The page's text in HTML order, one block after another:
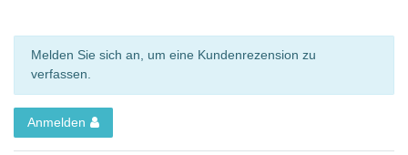
Melden Sie sich an, um eine Kundenrezension zu
verfassen.
Anmelden